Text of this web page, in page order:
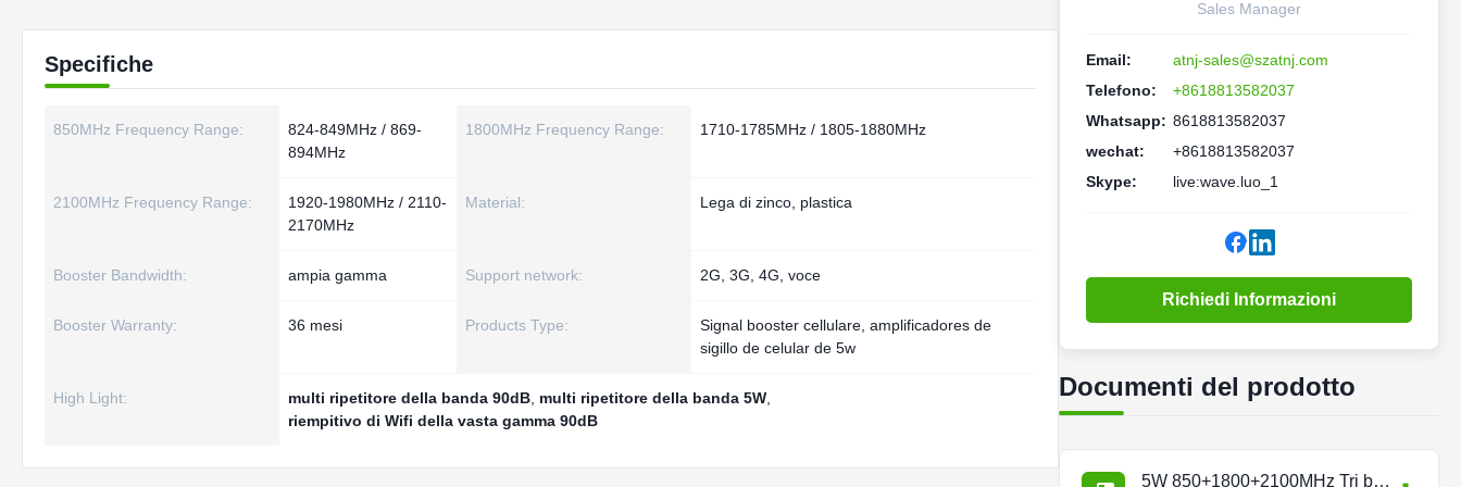
Specifiche
850MHz Frequency Range:
824-849MHz / 869-
894MHz
1800MHz Frequency Range: 1710-1785MHz / 1805-1880MHz
2100MHz Frequency Range:
1920-1980MHz / 2110-
2170MHz
Material: Lega di zinco, plastica
Booster Bandwidth: ampia gamma Support network: 2G, 3G, 4G, voce
Booster Warranty: 36 mesi Products Type:
Signal booster cellulare, amplificadores de
sigillo de celular de 5w
High Light: multi ripetitore della banda 90dB multi ripetitore della banda 5W
riempitivo di Wifi della vasta gamma 90dB
Sales Manager
Email:
atnj-sales@szatnj.com
Telefono:
+8618813582037
Whatsapp: 8618813582037
wechat:
+8618813582037
Skype:
live:wave.luo_1
Richiedi Informazioni
Documenti del prodotto
5W 850+1800+2100MHz Tri band Repeater.pdf